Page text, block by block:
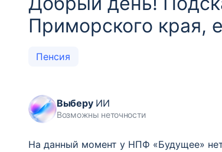
Приморского края,
Пенсия
ВыберуИИ
Возможны неточности
На данный момент у НПФ «Будущее»